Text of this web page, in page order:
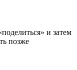
и затем
позже